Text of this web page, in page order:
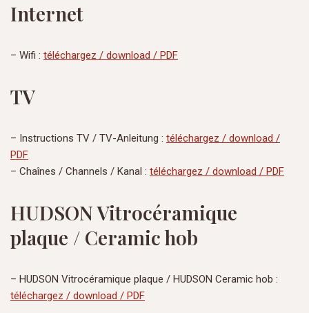
Internet
– Wifi : téléchargez / download / PDF
TV
– Instructions TV / TV-Anleitung : téléchargez / download /
PDF
– Chaînes / Channels / Kanal : téléchargez / download / PDF
HUDSON Vitrocéramique
plaque / Ceramic hob
– HUDSON Vitrocéramique plaque / HUDSON Ceramic hob :
téléchargez / download / PDF